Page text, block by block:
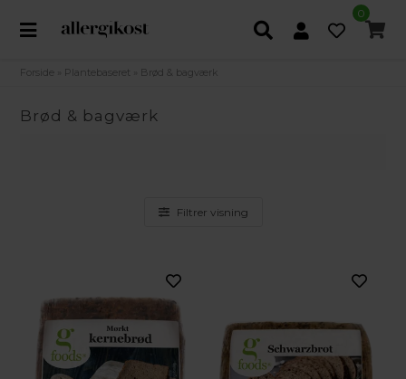
0
Forside Plantebaseret Brød & bagværk
Brød & bagværk
Filtrer visning